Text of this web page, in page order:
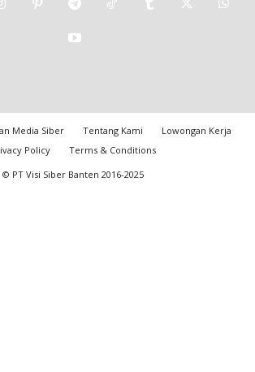
Media Siber Tentang Kami
Lowongan Kerja
Policy
Terms & Conditions
© PT Visi Siber Banten 2016-2025